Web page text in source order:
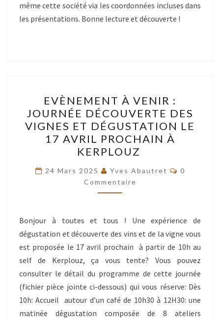
même cette société via les coordonnées incluses dans
les présentations. Bonne lecture et découverte !
À
VENIR
:
JOURNÉE
DÉCOUVERTE
DES
VIGNES
ET
LE
17
AVRIL
PROCHAIN
À
KERPLOUZ
EVÈNEMENT À VENIR :
JOURNÉE DÉCOUVERTE DES
VIGNES ET DÉGUSTATION LE
17 AVRIL PROCHAIN À
KERPLOUZ
24 Mars 2025 Yves Abautret
0
Commentaire
Bonjour à toutes et tous ! Une expérience de
dégustation et découverte des vins et de la vigne vous
est proposée le 17 avril prochain à partir de 10h au
self de Kerplouz, ça vous tente? Vous pouvez
consulter le détail du programme de cette journée
(fichier pièce jointe ci-dessous) qui vous réserve: Dès
10h: Accueil autour d’un café de 10h30 à 12H30: une
matinée dégustation composée de 8 ateliers